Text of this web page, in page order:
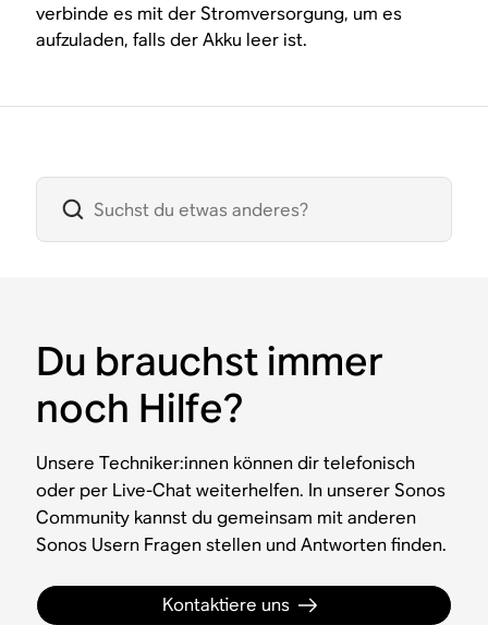
verbinde es mit der Stromversorgung, um es
aufzuladen, falls der Akku leer ist.
Du brauchst immer
noch Hilfe?
Unsere Techniker:innen können dir telefonisch
oder per Live-Chat weiterhelfen. In unserer Sonos
Community kannst du gemeinsam mit anderen
Sonos Usern Fragen stellen und Antworten finden.
Kontaktiere uns